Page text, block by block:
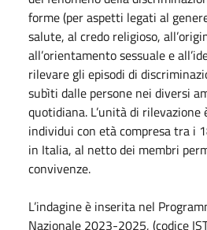
forme (per aspetti legati al
salute, al credo religioso,
all’orientamento sessuale e
rilevare gli episodi di
subìti dalle persone nei diversi
quotidiana. L’unità di
individui con età compresa tra i
in Italia, al netto dei membri
convivenze.
L’indagine è inserita nel
Nazionale 2023-2025, (codice